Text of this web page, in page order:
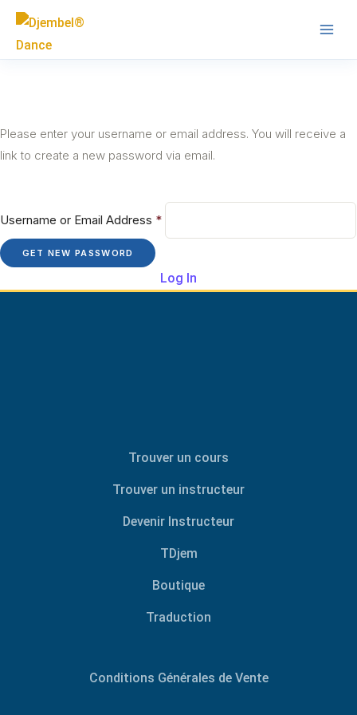
Skip
content
Please enter your username or email address. You will receive a
link to create a new password via email.
Username or Email Address *
Log In
Trouver un cours
Trouver un instructeur
Devenir Instructeur
TDjem
Boutique
Traduction
Conditions Générales de Vente